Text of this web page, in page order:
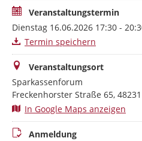
Finanzierung und
Elmar Kersting (Sparkasse
Ausklang / Begegnung im
Betreibern im Foyer
Dauer: bis ca. 20:30 Uhr
Veranstaltungstermin
Dienstag 16.06.2026 17:30 -
Termin speichern
Veranstaltungsort
Sparkassenforum
Freckenhorster Straße 65,
In Google Maps anzeigen
Anmeldung